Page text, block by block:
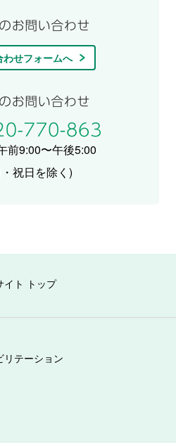
わせフォームへ
前9:00〜午後5:00
祝日を除く)
イト トップ
リテーション